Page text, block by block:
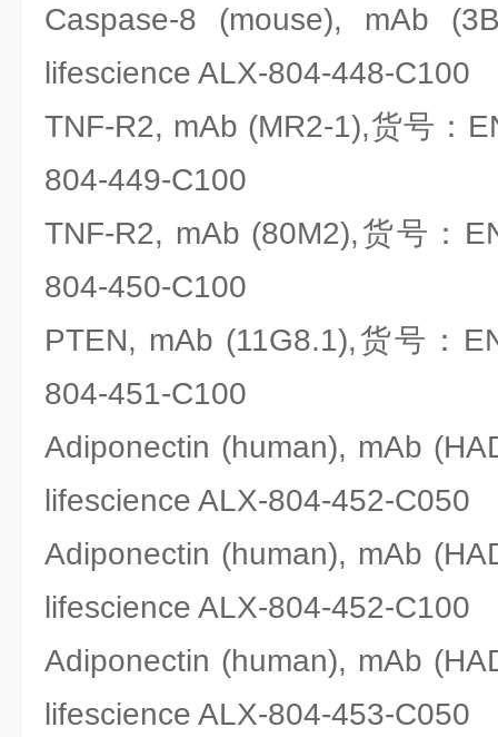
Caspase-8 (mouse), mAb
lifescience ALX-804-448-C100
TNF-R2, mAb (MR2-1),货号：
804-449-C100
TNF-R2, mAb (80M2),货号：
804-450-C100
PTEN, mAb (11G8.1),货号：
804-451-C100
Adiponectin (human), mAb
lifescience ALX-804-452-C050
Adiponectin (human), mAb
lifescience ALX-804-452-C100
Adiponectin (human), mAb
lifescience ALX-804-453-C050